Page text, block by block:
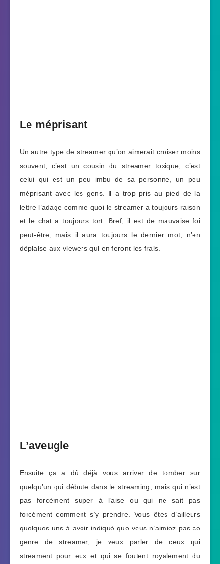
Le méprisant
Un autre type de streamer qu’on aimerait croiser moins
souvent, c’est un cousin du streamer toxique, c’est
celui qui est un peu imbu de sa personne, un peu
méprisant avec les gens. Il a trop pris au pied de la
lettre l’adage comme quoi le streamer a toujours raison
et le chat a toujours tort. Bref, il est de mauvaise foi
peut-être, mais il aura toujours le dernier mot, n’en
déplaise aux viewers qui en feront les frais.
L’aveugle
Ensuite ça a dû déjà vous arriver de tomber sur
quelqu’un qui débute dans le streaming, mais qui n’est
pas forcément super à l’aise ou qui ne sait pas
forcément comment s’y prendre. Vous êtes d’ailleurs
quelques uns à avoir indiqué que vous n’aimiez pas ce
genre de streamer, je veux parler de ceux qui
streament pour eux et qui se foutent royalement du